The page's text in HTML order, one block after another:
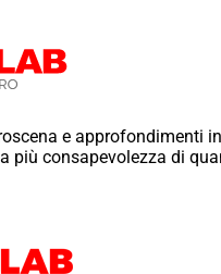
e approfondimenti
più consapevolezza di